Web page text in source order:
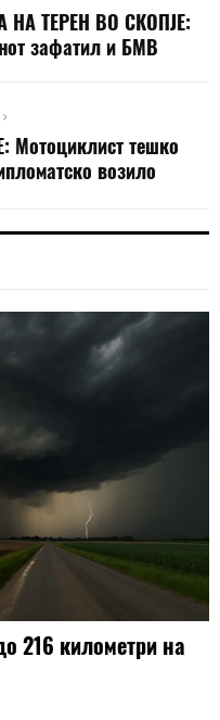
ТЕРЕН ВО СКОПЈЕ:
зафатил и БМВ
тешко
возило
216 километри на